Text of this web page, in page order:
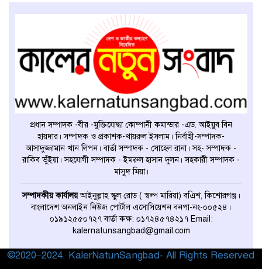
সুস্বাস্থ্যের জন্য সেরা ১২টি হেলথ টিপস
শুক্রবারের আমল
প্যারাগুয়ের কাছে ২-১ গোলে হারল
আর্জেন্টিনা
বাছাইপর্বের ম্যাচে ১-১ গোলে ড্র
করেছে ব্রাজিল ও ভেনেজুয়েলা
কপ-২৯ জলবায়ু সম্মেলন শেষে দেশে
ফিরেছেন অন্তর্বর্তী সরকারের প্রধান
প্রধান সম্পাদক -বীর -মুক্তিযোদ্ধা কোম্পানী কমান্ডার -এড. আইয়ুব বিন
হায়দার। সম্পাদক ও প্রকাশক-খায়রুল ইসলাম। নির্বাহী-সম্পাদক-
আসাদুজ্জামান খান লিপন। বার্তা সম্পাদক - সোহেল রানা। সহ- সম্পাদক -
রাকিব ভুঁইয়া। সহযোগী সম্পাদক - ইমরুল হাসান দুলন। সহকারী সম্পাদক -
মাসুদ মিয়া।
সম্পাদকীয় কার্যালয়আইনুল্লাহ স্কুল রোড ( স্বল্প মারিয়া) বএিশ, কিশোরগঞ্জ।
বাংলাদেশ অনলাইন নিউজ পোর্টাল এসোসিয়েশন বনপা-নং-০০৫২৪।
০১৯১২৫৫০৭২৭ বার্তা কক্ষ: ০১৭২৪৫৭৪২১৭ Email:
kalernatunsangbad@gmail.com
©2020–2024. KalerNatunSangbad- All Rights Reserved